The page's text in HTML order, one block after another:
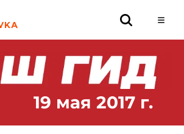
19 мая 2017 г.